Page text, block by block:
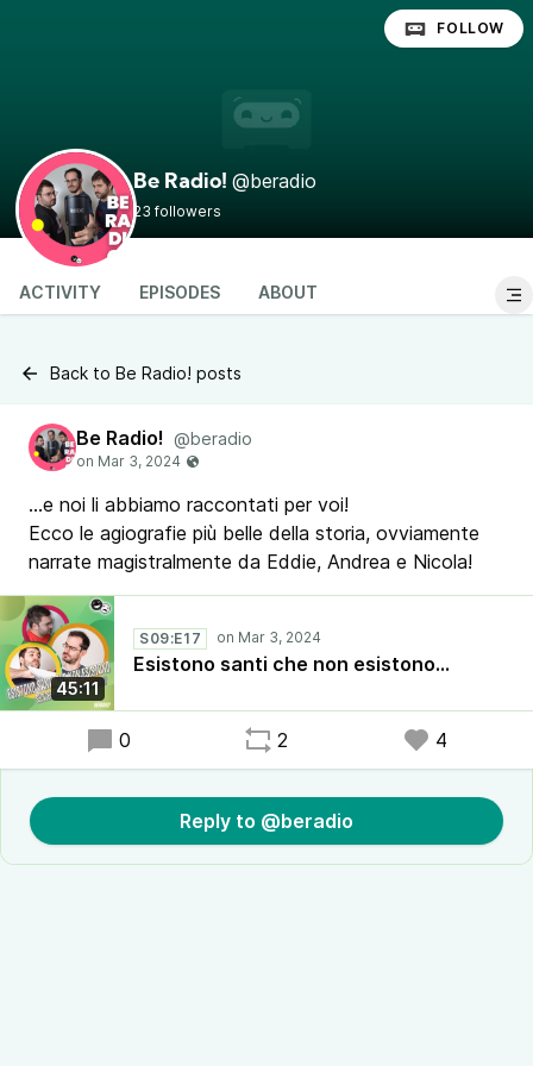
Be Radio! @beradio
23 followers
FOLLOW
ACTIVITY EPISODES ABOUT
Back to Be Radio! posts
Be Radio! @beradio
...e noi li abbiamo raccontati per voi!
Ecco le agiografie più belle della storia, ovviamente
narrate magistralmente da Eddie, Andrea e Nicola!
45:11
S09:E17
Esistono santi che non esistono...
0 2 4
Reply to @beradio